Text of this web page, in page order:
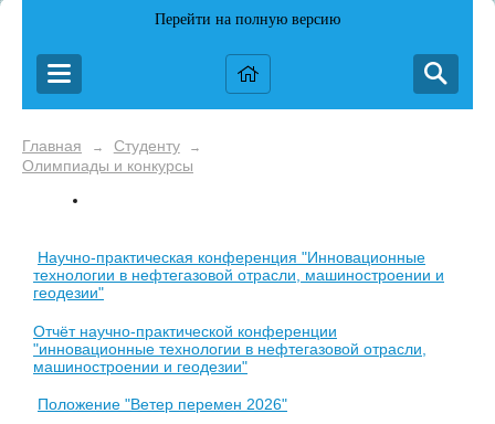
Перейти на полную версию
Главная → Студенту →
Олимпиады и конкурсы
Научно-практическая конференция "Инновационные
технологии в нефтегазовой отрасли, машиностроении и
геодезии"
Отчёт научно-практической конференции
"инновационные технологии в нефтегазовой отрасли,
машиностроении и геодезии"
Положение "Ветер перемен 2026"